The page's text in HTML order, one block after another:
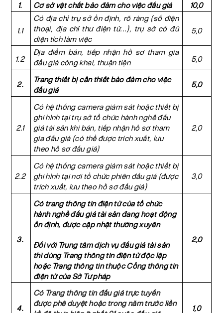
1. Cơ sở vật chất bảo đảm cho việc đấu giá 10,0
1.1
Có địa chỉ trụ sở ổn định, rõ ràng (số điện
thoại, địa chỉ thư điện tử...), trụ sở có đủ
diện tích làm việc
5,0
1.2
Địa điểm bán, tiếp nhận hồ sơ tham gia
đấu giá công khai, thuận tiện
5,0
2.
Trang thiết bị cần thiết bảo đảm cho việc
đấu giá
5,0
2.1
Có hệ thống camera giám sát hoặc thiết bị
ghi hình tại trụ sở tổ chức hành nghề đấu
giá tài sản khi bán, tiếp nhận hồ sơ tham
gia đấu giá (có thể được trích xuất, lưu
theo hồ sơ đấu giá)
2,0
2.2
Có hệ thống camera giám sát hoặc thiết bị
ghi hình tại nơi tổ chức phiên đấu giá (được
trích xuất, lưu theo hồ sơ đấu giá)
3,0
3.
Có trang thông tin điện tử của tổ chức
hành nghề đấu giá tài sản đang hoạt động
ổn định, được cập nhật thường xuyên
Đối với Trung tâm dịch vụ đấu giá tài sản
thì dùng Trang thông tin điện tử độc lập
hoặc Trang thông tin thuộc Cổng thông tin
điện tử của Sở Tư pháp
2,0
4.
Có Trang thông tin đấu giá trực tuyến
được phê duyệt hoặc trong năm trước liền
1,0